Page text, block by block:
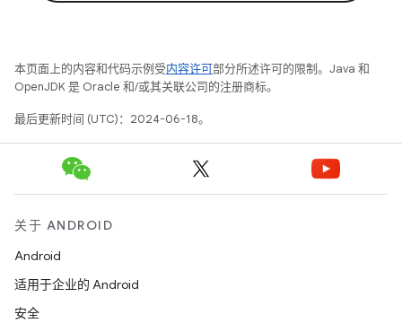
本页面上的内容和代码示例受内容许可部分所述许可的限制。Java 和
OpenJDK 是 Oracle 和/或其关联公司的注册商标。
最后更新时间 (UTC)：2024-06-18。
关于 ANDROID
Android
适用于企业的 Android
安全